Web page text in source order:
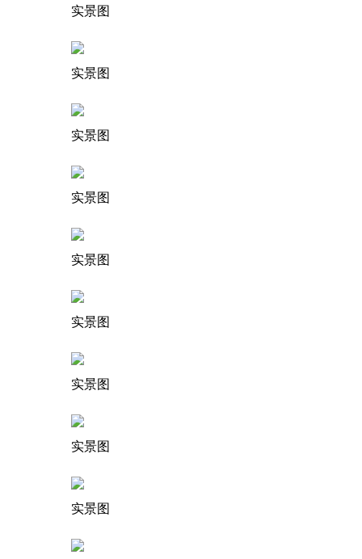
实景图
实景图
实景图
实景图
实景图
实景图
实景图
实景图
实景图